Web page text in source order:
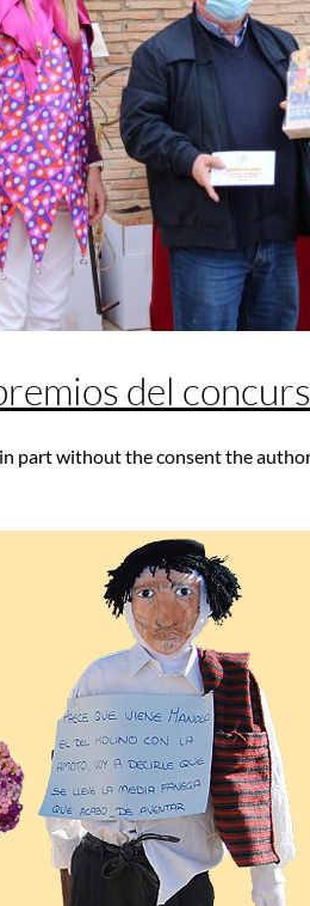
del
part without the consent the